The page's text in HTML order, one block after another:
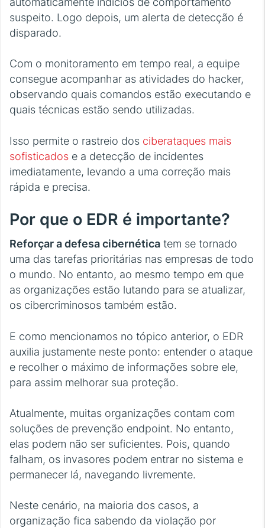
suspeito. Logo depois, um alerta de detecção é
disparado.
Com o monitoramento em tempo real, a equipe
consegue acompanhar as atividades do hacker,
observando quais comandos estão executando e
quais técnicas estão sendo utilizadas.
Isso permite o rastreio dos ciberataques mais
sofisticados e a detecção de incidentes
imediatamente, levando a uma correção mais
rápida e precisa.
Por que o EDR é importante?
Reforçar a defesa cibernética tem se tornado
uma das tarefas prioritárias nas empresas de todo
o mundo. No entanto, ao mesmo tempo em que
as organizações estão lutando para se atualizar,
os cibercriminosos também estão.
E como mencionamos no tópico anterior, o EDR
auxilia justamente neste ponto: entender o ataque
e recolher o máximo de informações sobre ele,
para assim melhorar sua proteção.
Atualmente, muitas organizações contam com
soluções de prevenção endpoint. No entanto,
elas podem não ser suficientes. Pois, quando
falham, os invasores podem entrar no sistema e
permanecer lá, navegando livremente.
Neste cenário, na maioria dos casos, a
organização fica sabendo da violação por